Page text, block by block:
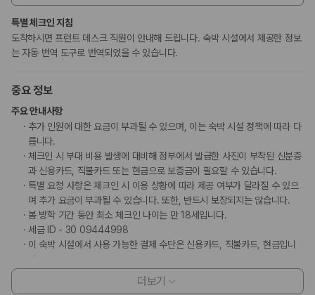
특별 체크인 지침
도착하시면 프런트 데스크 직원이 안내해 드립니다. 숙박 시설에서 제공한 정보
는 자동 번역 도구로 번역되었을 수 있습니다.
중요 정보
주요 안내사항
추가 인원에 대한 요금이 부과될 수 있으며, 이는 숙박 시설 정책에 따라 다
릅니다.
체크인 시 부대 비용 발생에 대비해 정부에서 발급한 사진이 부착된 신분증
과 신용카드, 직불카드 또는 현금으로 보증금이 필요할 수 있습니다.
특별 요청 사항은 체크인 시 이용 상황에 따라 제공 여부가 달라질 수 있으
며 추가 요금이 부과될 수 있습니다. 또한, 반드시 보장되지는 않습니다.
봄 방학 기간 동안 최소 체크인 나이는 만 18세입니다.
세금 ID - 30 09444998
이 숙박 시설에서 사용 가능한 결제 수단은 신용카드, 직불카드, 현금입니
이 숙박 시설에는 어린이에게 적합하지 않을 수 있는 발코니, 파티오, 테라
스와 같은 야외 공간이 있습니다. 이 부분이 염려되시면 도착 전에 숙박 시
더보기